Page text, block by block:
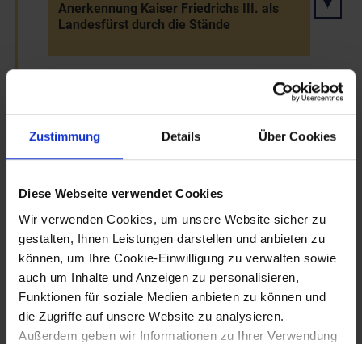
Zustimmung Details Über Cookies
Diese Webseite verwendet Cookies
Wir verwenden Cookies, um unsere Website sicher zu
gestalten, Ihnen Leistungen darstellen und anbieten zu
können, um Ihre Cookie-Einwilligung zu verwalten sowie
auch um Inhalte und Anzeigen zu personalisieren,
Funktionen für soziale Medien anbieten zu können und
die Zugriffe auf unsere Website zu analysieren.
Außerdem geben wir Informationen zu Ihrer Verwendung
Anerkennung Kaiser Friedrichs III. als
Landesfürst durch die Stände
Friedrichs III. mit den Ständen bzgl. der
Bezahlung der Söldner
29.11.1486
Kapitulation Eggenburgs vor den Ungarn
25.12.1487